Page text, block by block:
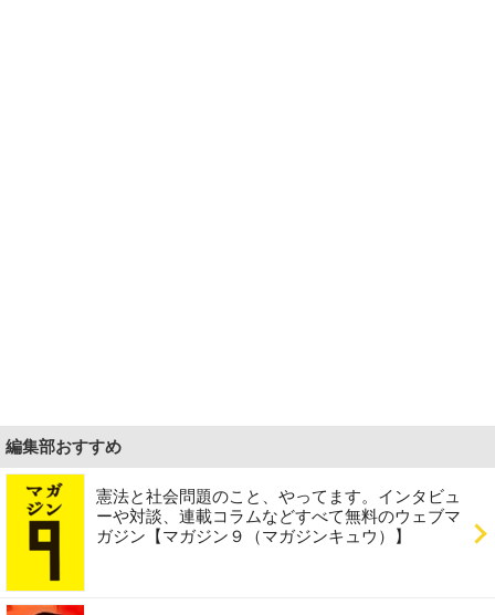
編集部おすすめ
憲法と社会問題のこと、やってます。インタビュ
ーや対談、連載コラムなどすべて無料のウェブマ
ガジン【マガジン９（マガジンキュウ）】